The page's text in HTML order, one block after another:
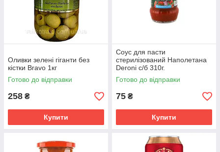
Оливки зелені гіганти без
кістки Bravо 1кг
Готово до відправки
258 ₴
Купити
Соус для пасти
стерилізований Наполетана
Deroni с/б 310г.
Готово до відправки
75 ₴
Купити